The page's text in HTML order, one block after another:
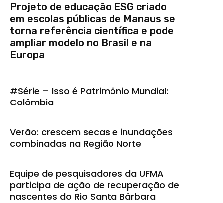
Projeto de educação ESG criado
em escolas públicas de Manaus se
torna referência científica e pode
ampliar modelo no Brasil e na
Europa
#Série – Isso é Patrimônio Mundial:
Colômbia
Verão: crescem secas e inundações
combinadas na Região Norte
Equipe de pesquisadores da UFMA
participa de ação de recuperação de
nascentes do Rio Santa Bárbara